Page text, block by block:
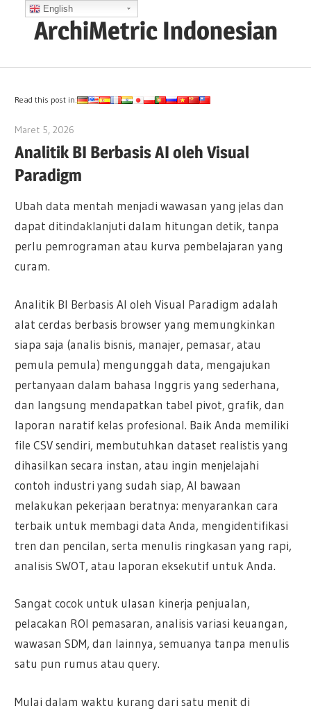
ArchiMetric Indonesian
Ops,
and
More
Read this post in:
Maret 5, 2026
Analitik BI Berbasis AI oleh Visual
Paradigm
Ubah data mentah menjadi wawasan yang jelas dan
dapat ditindaklanjuti dalam hitungan detik, tanpa
perlu pemrograman atau kurva pembelajaran yang
curam.
Analitik BI Berbasis AI oleh Visual Paradigm adalah
alat cerdas berbasis browser yang memungkinkan
siapa saja (analis bisnis, manajer, pemasar, atau
pemula pemula) mengunggah data, mengajukan
pertanyaan dalam bahasa Inggris yang sederhana,
dan langsung mendapatkan tabel pivot, grafik, dan
laporan naratif kelas profesional. Baik Anda memiliki
file CSV sendiri, membutuhkan dataset realistis yang
dihasilkan secara instan, atau ingin menjelajahi
contoh industri yang sudah siap, AI bawaan
melakukan pekerjaan beratnya: menyarankan cara
terbaik untuk membagi data Anda, mengidentifikasi
tren dan pencilan, serta menulis ringkasan yang rapi,
analisis SWOT, atau laporan eksekutif untuk Anda.
Sangat cocok untuk ulasan kinerja penjualan,
pelacakan ROI pemasaran, analisis variasi keuangan,
wawasan SDM, dan lainnya, semuanya tanpa menulis
satu pun rumus atau query.
Mulai dalam waktu kurang dari satu menit di
English